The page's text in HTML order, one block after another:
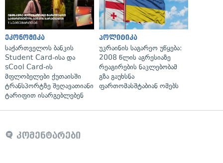
ეკონომიკა
საქართველოს ბანკის
Student Card-ისა და
sCool Card-ის
მფლობელები ქუთაისში
ტრანსპორტზე შეღავათიანი
ტარიფით ისარგებლებენ
პოლიტიკა
უკრაინის საგარეო უწყება:
2008 წლის აგრესიაზე
რეაგირების ნაკლებობამ
გზა გაუხსნა
ფართომასშტაბიან ომებს
კომენტარები